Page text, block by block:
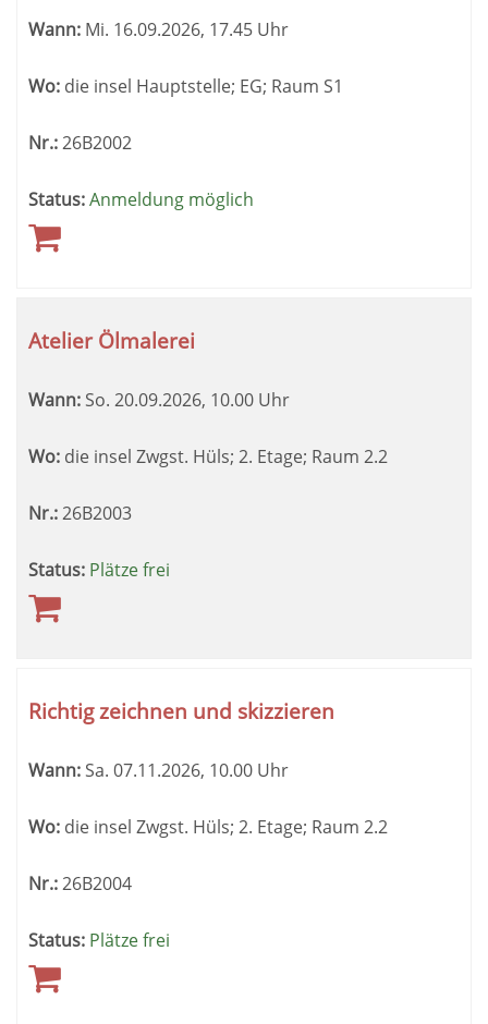
Wann: Mi. 16.09.2026, 17.45 Uhr
Wo: die insel Hauptstelle; EG; Raum S1
Nr.:26B2002
Status:Anmeldung möglich
Atelier Ölmalerei
Wann: So. 20.09.2026, 10.00 Uhr
Wo: die insel Zwgst. Hüls; 2. Etage; Raum 2.2
Nr.:26B2003
Status: Plätze frei
Richtig zeichnen und skizzieren
Wann:Sa. 07.11.2026, 10.00 Uhr
Wo: die insel Zwgst. Hüls; 2. Etage; Raum 2.2
Nr.:26B2004
Status: Plätze frei